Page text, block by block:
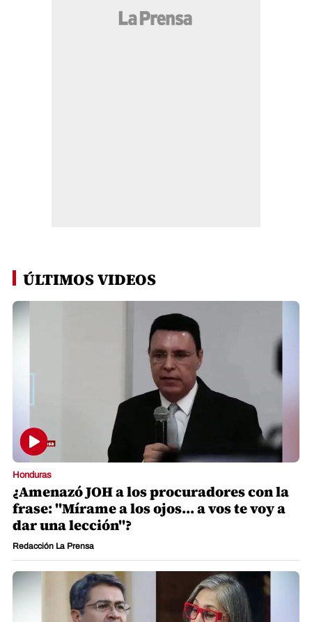
ÚLTIMOS VIDEOS
Honduras
¿Amenazó JOH a los procuradores con la
frase: "Mírame a los ojos... a vos te voy a
dar una lección"?
Redacción La Prensa